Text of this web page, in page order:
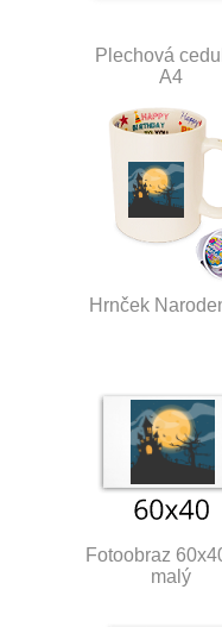
Plechová
A4
Hrnček
Fotoobraz
malý